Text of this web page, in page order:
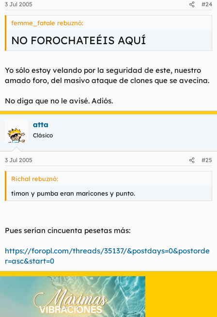
3 Jul 2005 #24
femme_fatale rebuznó:
NO FOROCHATEÉIS AQUÍ
Yo sólo estoy velando por la seguridad de este, nuestro
amado foro, del masivo ataque de clones que se avecina.
No diga que no le avisé. Adiós.
atta
Clásico
3 Jul 2005 #25
Richal rebuznó:
timon y pumba eran maricones y punto.
Pues serían cincuenta pesetas más:
https://foropl.com/threads/35137/&postdays=0&postorde
r=asc&start=0